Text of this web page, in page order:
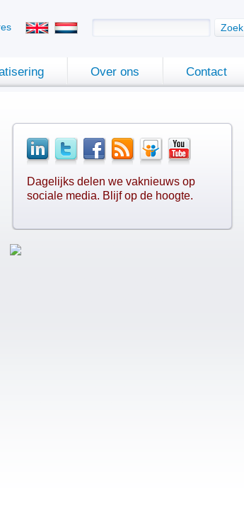
Over ons Contact
Zoek
Dagelijks delen we vaknieuws op
sociale media. Blijf op de hoogte.